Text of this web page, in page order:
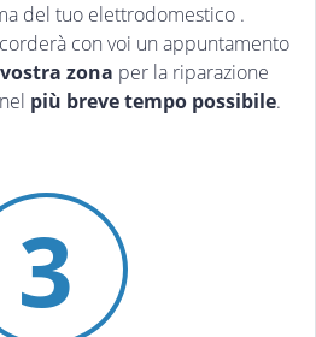
del tuo elettrodomestico .
con voi un appuntamento
zona per la riparazione
più breve tempo possibile.
3